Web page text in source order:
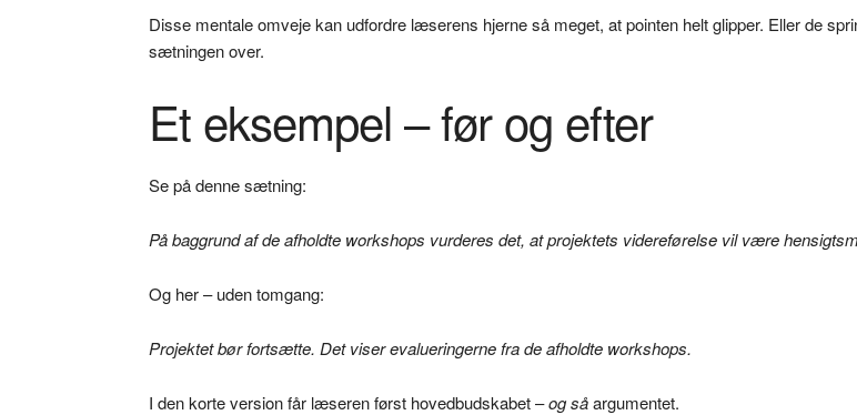
Disse mentale omveje kan udfordre læserens hjerne så meget, at pointen helt glipper. Eller de
sætningen over.
Et eksempel – før og efter
Se på denne sætning:
På baggrund af de afholdte workshops vurderes det, at projektets videreførelse vil være
Og her – uden tomgang:
Projektet bør fortsætte. Det viser evalueringerne fra de afholdte workshops.
I den korte version får læseren først hovedbudskabet –og såargumentet.